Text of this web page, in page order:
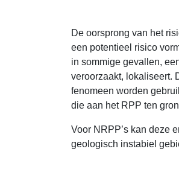
De oorsprong van het
een potentieel risico
in sommige gevallen,
veroorzaakt, lokaliseert.
fenomeen worden
die aan het RPP ten
Voor NRPP’s kan deze
geologisch instabiel